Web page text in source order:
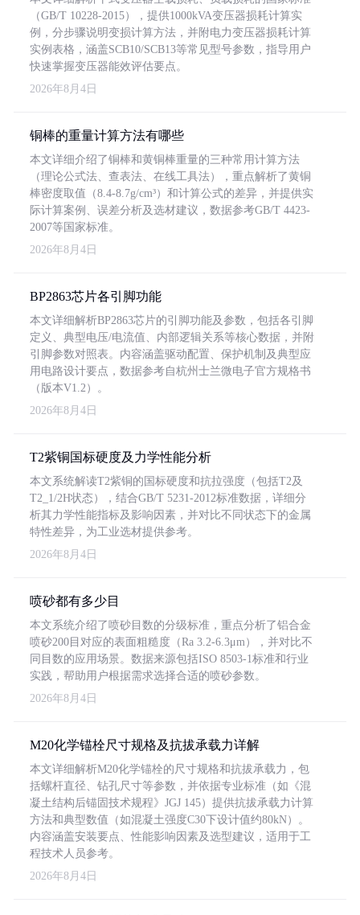
（GB/T 10228-2015），提供1000kVA变压器损耗计算实
例，分步骤说明变损计算方法，并附电力变压器损耗计算
实例表格，涵盖SCB10/SCB13等常见型号参数，指导用户
快速掌握变压器能效评估要点。
2026年8月4日
铜棒的重量计算方法有哪些
本文详细介绍了铜棒和黄铜棒重量的三种常用计算方法
（理论公式法、查表法、在线工具法），重点解析了黄铜
棒密度取值（8.4-8.7g/cm³）和计算公式的差异，并提供实
际计算案例、误差分析及选材建议，数据参考GB/T 4423-
2007等国家标准。
2026年8月4日
BP2863芯片各引脚功能
本文详细解析BP2863芯片的引脚功能及参数，包括各引脚
定义、典型电压/电流值、内部逻辑关系等核心数据，并附
引脚参数对照表。内容涵盖驱动配置、保护机制及典型应
用电路设计要点，数据参考自杭州士兰微电子官方规格书
（版本V1.2）。
2026年8月4日
T2紫铜国标硬度及力学性能分析
本文系统解读T2紫铜的国标硬度和抗拉强度（包括T2及
T2_1/2H状态），结合GB/T 5231-2012标准数据，详细分
析其力学性能指标及影响因素，并对比不同状态下的金属
特性差异，为工业选材提供参考。
2026年8月4日
喷砂都有多少目
本文系统介绍了喷砂目数的分级标准，重点分析了铝合金
喷砂200目对应的表面粗糙度（Ra 3.2-6.3μm），并对比不
同目数的应用场景。数据来源包括ISO 8503-1标准和行业
实践，帮助用户根据需求选择合适的喷砂参数。
2026年8月4日
M20化学锚栓尺寸规格及抗拔承载力详解
本文详细解析M20化学锚栓的尺寸规格和抗拔承载力，包
括螺杆直径、钻孔尺寸等参数，并依据专业标准（如《混
凝土结构后锚固技术规程》JGJ 145）提供抗拔承载力计算
方法和典型数值（如混凝土强度C30下设计值约80kN）。
内容涵盖安装要点、性能影响因素及选型建议，适用于工
程技术人员参考。
2026年8月4日